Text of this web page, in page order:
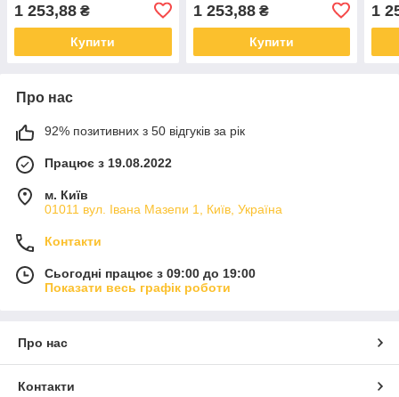
55х20х40см Блакитний
1 253,88 ₴
Купити
55х20х40см Рожевий
1 253,88₴
Купити
1
Про нас
92% позитивних з 50 відгуків за рік
Працює з 19.08.2022
м. Київ
01011 вул. Івана Мазепи 1, Київ, Україна
Контакти
Сьогодні працює з 09:00 до 19:00
Показати весь графік роботи
Про нас
Контакти